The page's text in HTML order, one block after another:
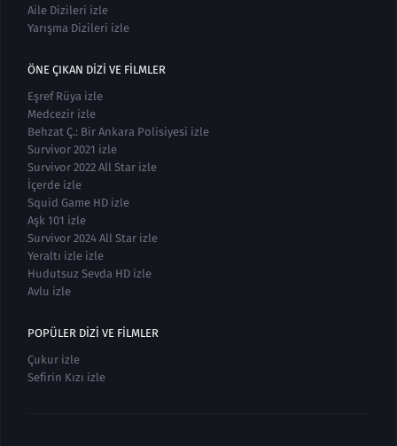
Aile Dizileri izle
Yarışma Dizileri izle
ÖNE ÇIKAN DIZI VE FILMLER
Eşref Rüya izle
Medcezir izle
Behzat Ç.: Bir Ankara Polisiyesi izle
Survivor 2021 izle
Survivor 2022 All Star izle
İçerde izle
Squid Game HD izle
Aşk 101 izle
Survivor 2024 All Star izle
Yeraltı izle izle
Hudutsuz Sevda HD izle
Avlu izle
POPÜLER DIZI VE FILMLER
Çukur izle
Sefirin Kızı izle